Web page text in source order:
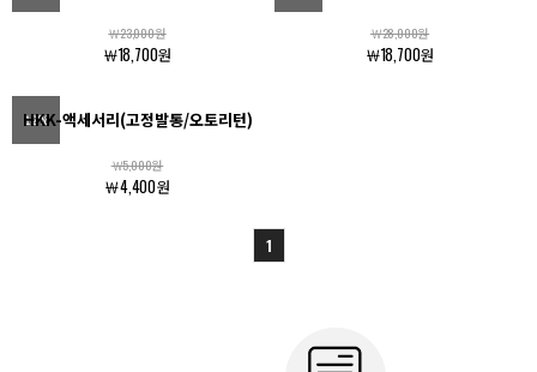
￦23,000원
￦18,700원
￦28,000원
￦18,700원
12%
HKK-액세서리(고정발통/오토리턴)
￦5,000원
￦4,400원
1